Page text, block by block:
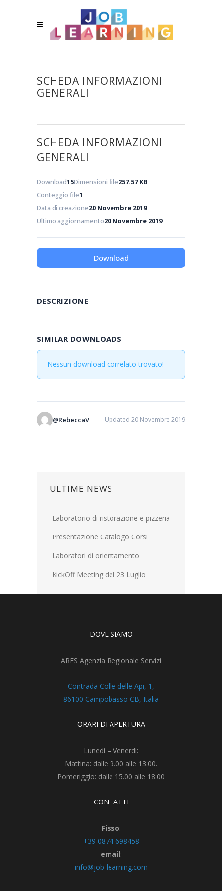
SCHEDA INFORMAZIONI
GENERALI
SCHEDA INFORMAZIONI
GENERALI
Download15Dimensioni file257.57 KB
Conteggio file1
Data di creazione20 Novembre 2019
Ultimo aggiornamento20 Novembre 2019
Download
DESCRIZIONE
SIMILAR DOWNLOADS
Nessun download correlato trovato!
@RebeccaV Updated 20 Novembre 2019
ULTIME NEWS
Laboratorio di ristorazione e pizzeria
Presentazione Catalogo Corsi
Laboratori di orientamento
KickOff Meeting del 23 Luglio
DOVE SIAMO
ARES Agenzia Regionale Servizi
Contrada Colle delle Api, 1,
86100 Campobasso CB, Italia
ORARI DI APERTURA
Lunedì – Venerdi:
Mattina: dalle 9.00 alle 13.00.
Pomeriggio: dalle 15.00 alle 18.00
CONTATTI
Fisso:
+39 0874 698458
email:
info@job-learning.com